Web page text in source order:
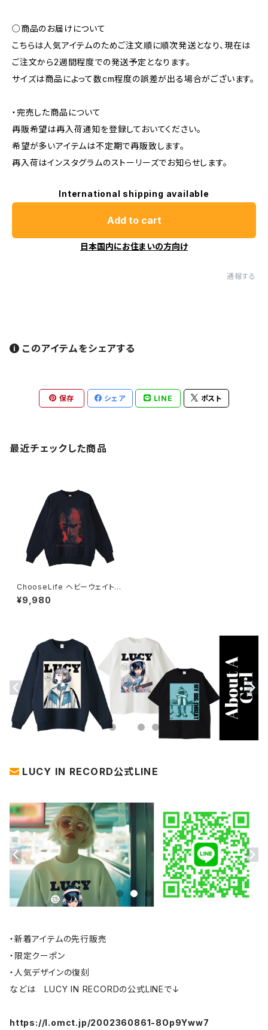
○商品のお届けについて
こちらは人気アイテムのためご注文順に順次発送となり、現在は
ご注文から2週間程度での発送予定となります。
サイズは商品によって数cm程度の誤差が出る場合がございます。
・完売した商品について
再販希望は再入荷通知を登録しておいてください。
希望が多いアイテムは不定期で再販致します。
再入荷はインスタグラムのストーリーズでお知らせします。
International shipping available
Add to cart
日本国内にお住まいの方向け
通報する
このアイテムをシェアする
保存 シェア LINE ポスト
最近チェックした商品
ChooseLife ヘビーウェイトス
ウェットシャツ_RedAnger 101
4-230221213
¥9,980
LUCY IN RECORD公式LINE
・新着アイテムの先行販売
・限定クーポン
・人気デザインの復刻
などは LUCY IN RECORDの公式LINEで↓
https://l.omct.jp/2002360861-8Op9Yww7